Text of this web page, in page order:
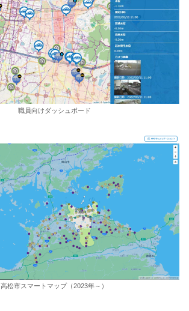
職員向けダッシュボード
高松市スマートマップ（2023年～）